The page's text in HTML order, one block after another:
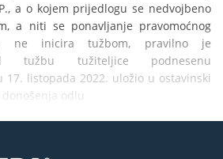
a o kojem prijedlogu se nedvojbeno
a niti se ponavljanje pravomoćnog
ne inicira tužbom, pravilno je
tužbu tužiteljice podnesenu
17. listopada 2022. uložio u ostavinski
odlu